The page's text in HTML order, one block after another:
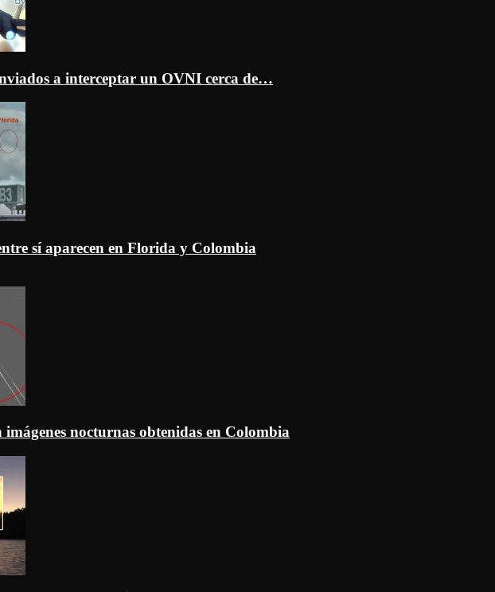
a interceptar un OVNI cerca de…
sí aparecen en Florida y Colombia
nocturnas obtenidas en Colombia